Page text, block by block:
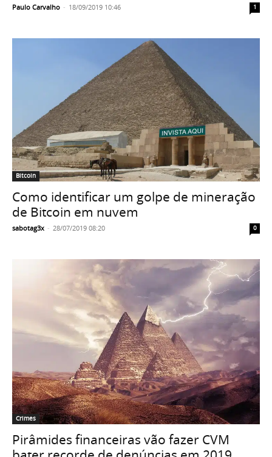
Paulo Carvalho - 18/09/2019 10:46 1
Bitcoin
Como identificar um golpe de mineração
de Bitcoin em nuvem
sabotag3x - 28/07/2019 08:20 0
Crimes
Pirâmides financeiras vão fazer CVM